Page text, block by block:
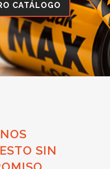
CATÁLOGO
SIN